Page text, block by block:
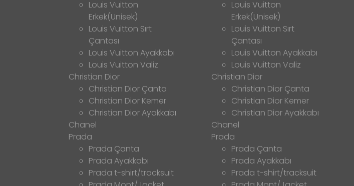
Louis Vuitton
Erkek(Unisek)
Louis Vuitton Sırt
Çantası
Louis Vuitton Ayakkabı
Louis Vuitton Valiz
Christian Dior
Christian Dior Çanta
Christian Dior Kemer
Christian Dior Ayakkabı
Chanel
Prada
Prada Çanta
Prada Ayakkabı
Prada t-shirt/tracksuit
Louis Vuitton
Erkek(Unisek)
Louis Vuitton Sırt
Çantası
Louis Vuitton Ayakkabı
Louis Vuitton Valiz
Christian Dior
Christian Dior Çanta
Christian Dior Kemer
Christian Dior Ayakkabı
Chanel
Prada
Prada Çanta
Prada Ayakkabı
Prada t-shirt/tracksuit